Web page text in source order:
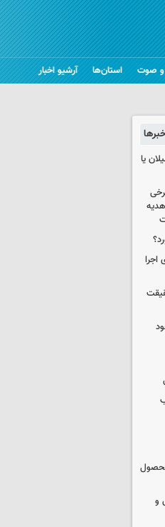
و صوت استان‌ها آرشیو اخبار
یا
و دارو برای جمع‌آوری ۳ محصول
و